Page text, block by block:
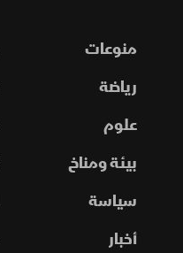
منوعات
رياضة
علوم
بيئة ومناخ
سياسة
أخبار